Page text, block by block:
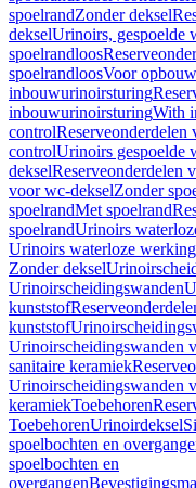
spoelrandZonder deksel
dekselUrinoirs, gespoelde
spoelrandloos
spoelrandloosVoor
inbouwurinoirsturing
inbouwurinoirsturingWith
control
controlUrinoirs gespoelde
dekselReserveonderdelen
voor wc-dekselZonder
spoelrandMet spoelrand
spoelrandUrinoirs
Urinoirs waterloze werking
Zonder deksel
Urinoirscheidingswanden
kunststof
kunststof
Urinoirscheidingswanden
sanitaire keramiek
Urinoirscheidingswanden
keramiekToebehoren
ToebehorenUrinoirdeksel
spoelbochten en
spoelbochten en
overgangen